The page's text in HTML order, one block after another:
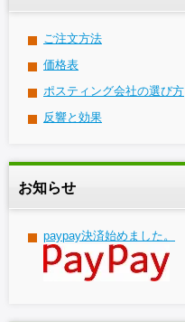
ご注文方法
価格表
ポスティング会社の選び方
反響と効果
お知らせ
paypay決済始めました。